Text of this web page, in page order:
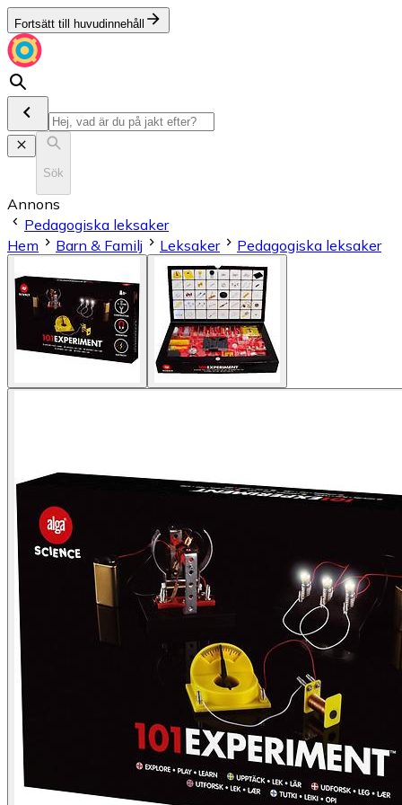
Fortsätt till huvudinnehåll
Sök
Annons
Pedagogiska leksaker
Hem
Barn & Familj Leksaker Pedagogiska leksaker